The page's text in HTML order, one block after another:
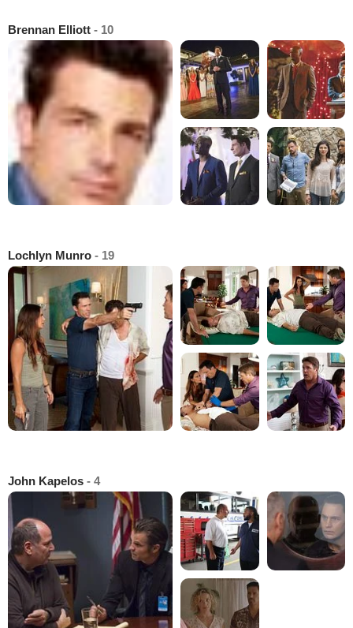
Brennan Elliott - 10
Lochlyn Munro - 19
John Kapelos - 4